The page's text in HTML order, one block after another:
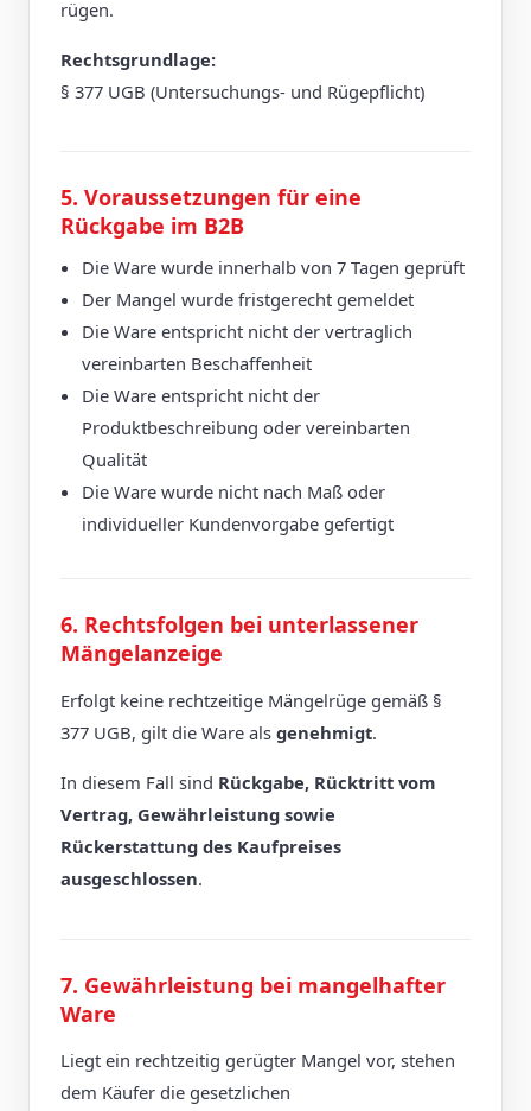
rügen.
Rechtsgrundlage:
§ 377 UGB (Untersuchungs- und Rügepflicht)
5. Voraussetzungen für eine
Rückgabe im B2B
Die Ware wurde innerhalb von 7 Tagen geprüft
Der Mangel wurde fristgerecht gemeldet
Die Ware entspricht nicht der vertraglich
vereinbarten Beschaffenheit
Die Ware entspricht nicht der
Produktbeschreibung oder vereinbarten
Qualität
Die Ware wurde nicht nach Maß oder
individueller Kundenvorgabe gefertigt
6. Rechtsfolgen bei unterlassener
Mängelanzeige
Erfolgt keine rechtzeitige Mängelrüge gemäß §
377 UGB, gilt die Ware als genehmigt.
In diesem Fall sind Rückgabe, Rücktritt vom
Vertrag, Gewährleistung sowie
Rückerstattung des Kaufpreises
ausgeschlossen.
7. Gewährleistung bei mangelhafter
Ware
Liegt ein rechtzeitig gerügter Mangel vor, stehen
dem Käufer die gesetzlichen